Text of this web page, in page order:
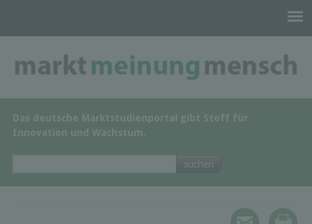
Das deutsche Marktstudienportal gibt Stoff für
Innovation und Wachstum.